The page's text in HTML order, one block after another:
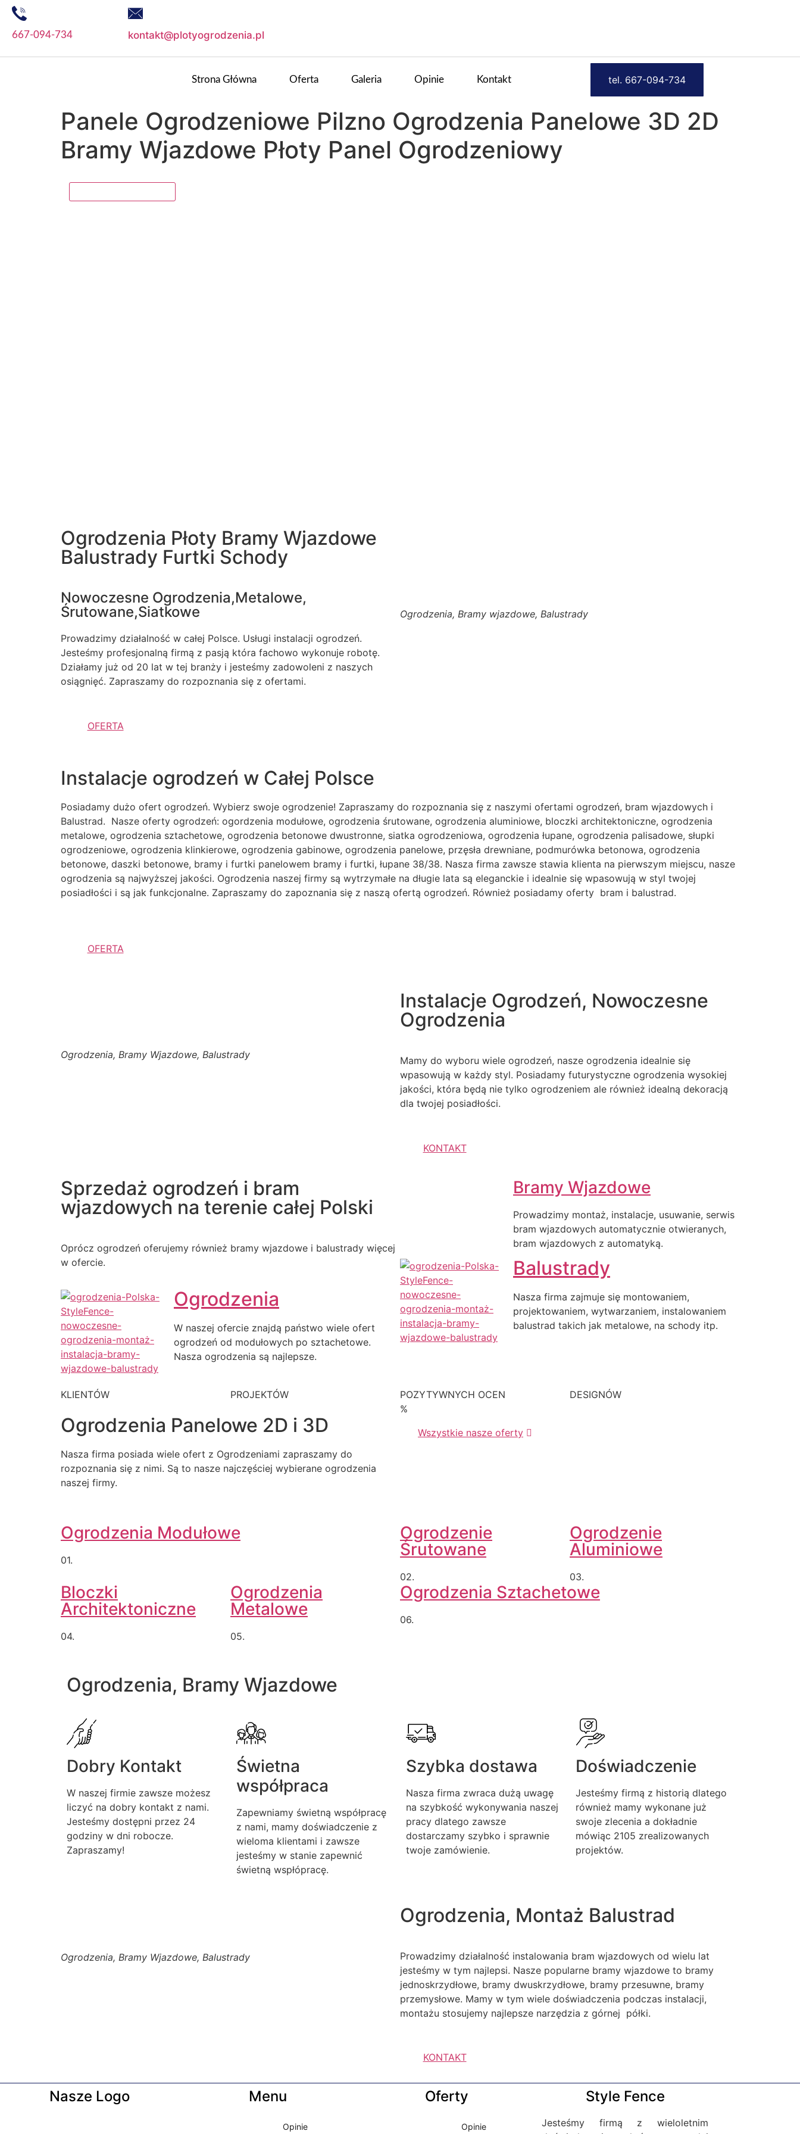
667-094-734 kontakt@plotyogrodzenia.pl
Strona Główna Oferta Galeria Opinie Kontakt tel. 667-094-734
Panele Ogrodzeniowe Pilzno Ogrodzenia Panelowe 3D 2D
Bramy Wjazdowe Płoty Panel Ogrodzeniowy
Ogrodzenia Płoty Bramy Wjazdowe
Balustrady Furtki Schody
Nowoczesne Ogrodzenia,Metalowe,
Śrutowane,Siatkowe
Prowadzimy działalność w całej Polsce. Usługi instalacji ogrodzeń.
Jesteśmy profesjonalną firmą z pasją która fachowo wykonuje robotę.
Działamy już od 20 lat w tej branży i jesteśmy zadowoleni z naszych
osiągnięć. Zapraszamy do rozpoznania się z ofertami.
OFERTA
Ogrodzenia, Bramy wjazdowe, Balustrady
Instalacje ogrodzeń w Całej Polsce
Posiadamy dużo ofert ogrodzeń. Wybierz swoje ogrodzenie! Zapraszamy do rozpoznania się z naszymi ofertami ogrodzeń, bram wjazdowych i
Balustrad. Nasze oferty ogrodzeń: ogordzenia modułowe, ogrodzenia śrutowane, ogrodzenia aluminiowe, bloczki architektoniczne, ogrodzenia
metalowe, ogrodzenia sztachetowe, ogrodzenia betonowe dwustronne, siatka ogrodzeniowa, ogrodzenia łupane, ogrodzenia palisadowe, słupki
ogrodzeniowe, ogrodzenia klinkierowe, ogrodzenia gabinowe, ogrodzenia panelowe, przęsła drewniane, podmurówka betonowa, ogrodzenia
betonowe, daszki betonowe, bramy i furtki panelowem bramy i furtki, łupane 38/38. Nasza firma zawsze stawia klienta na pierwszym miejscu, nasze
ogrodzenia są najwyższej jakości. Ogrodzenia naszej firmy są wytrzymałe na długie lata są eleganckie i idealnie się wpasowują w styl twojej
posiadłości i są jak funkcjonalne. Zapraszamy do zapoznania się z naszą ofertą ogrodzeń. Również posiadamy oferty bram i balustrad.
OFERTA
Ogrodzenia, Bramy Wjazdowe, Balustrady
Instalacje Ogrodzeń, Nowoczesne
Ogrodzenia
Mamy do wyboru wiele ogrodzeń, nasze ogrodzenia idealnie się
wpasowują w każdy styl. Posiadamy futurystyczne ogrodzenia wysokiej
jakości, która będą nie tylko ogrodzeniem ale również idealną dekoracją
dla twojej posiadłości.
KONTAKT
Sprzedaż ogrodzeń i bram
wjazdowych na terenie całej Polski
Oprócz ogrodzeń oferujemy również bramy wjazdowe i balustrady więcej
w ofercie.
Ogrodzenia
W naszej ofercie znajdą państwo wiele ofert
ogrodzeń od modułowych po sztachetowe.
Nasza ogrodzenia są najlepsze.
Bramy Wjazdowe
Prowadzimy montaż, instalacje, usuwanie, serwis
bram wjazdowych automatycznie otwieranych,
bram wjazdowych z automatyką.
Balustrady
Nasza firma zajmuje się montowaniem,
projektowaniem, wytwarzaniem, instalowaniem
balustrad takich jak metalowe, na schody itp.
KLIENTÓW PROJEKTÓW
POZYTYWNYCH OCEN
%
DESIGNÓW
Ogrodzenia Panelowe 2D i 3D
Nasza firma posiada wiele ofert z Ogrodzeniami zapraszamy do
rozpoznania się z nimi. Są to nasze najczęściej wybierane ogrodzenia
naszej firmy.
Wszystkie nasze oferty
Ogrodzenia Modułowe
01.
Ogrodzenie
Śrutowane
02.
Ogrodzenie
Aluminiowe
03.
Bloczki
Architektoniczne
04.
Ogrodzenia
Metalowe
05.
Ogrodzenia Sztachetowe
06.
Ogrodzenia, Bramy Wjazdowe
Dobry Kontakt
W naszej firmie zawsze możesz
liczyć na dobry kontakt z nami.
Jesteśmy dostępni przez 24
godziny w dni robocze.
Zapraszamy!
Świetna
współpraca
Zapewniamy świetną współpracę
z nami, mamy doświadczenie z
wieloma klientami i zawsze
jesteśmy w stanie zapewnić
świetną wspłópracę.
Szybka dostawa
Nasza firma zwraca dużą uwagę
na szybkość wykonywania naszej
pracy dlatego zawsze
dostarczamy szybko i sprawnie
twoje zamówienie.
Doświadczenie
Jesteśmy firmą z historią dlatego
również mamy wykonane już
swoje zlecenia a dokładnie
mówiąc 2105 zrealizowanych
projektów.
Ogrodzenia, Bramy Wjazdowe, Balustrady
Ogrodzenia, Montaż Balustrad
Prowadzimy działalność instalowania bram wjazdowych od wielu lat
jesteśmy w tym najlepsi. Nasze popularne bramy wjazdowe to bramy
jednoskrzydłowe, bramy dwuskrzydłowe, bramy przesuwne, bramy
przemysłowe. Mamy w tym wiele doświadczenia podczas instalacji,
montażu stosujemy najlepsze narzędzia z górnej półki.
KONTAKT
Nasze Logo Menu
Opinie
Oferty
Opinie
Style Fence
Jesteśmy firmą z wieloletnim